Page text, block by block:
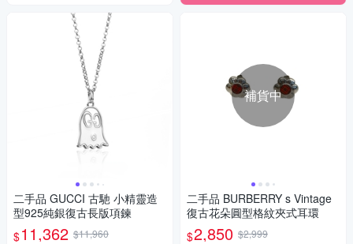
二手品 GUCCI 古馳 小精靈造
型925純銀復古長版項鍊
$11,362 $11,960
補貨中
二手品 BURBERRY s Vintage
復古花朵圓型格紋夾式耳環
$2,850 $2,999